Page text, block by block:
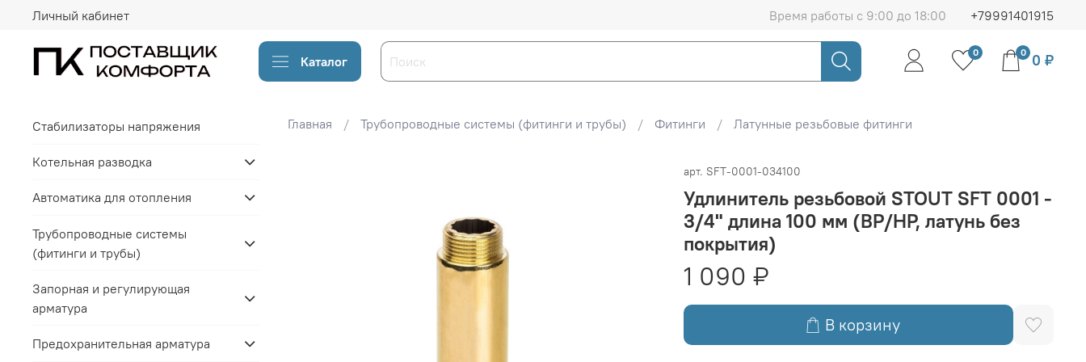
Личный кабинет Время работы с 9:00 до 18:00 +79991401915
Каталог
0 0 0 ₽
Главная Трубопроводные системы (фитинги и трубы) Фитинги Латунные резьбовые фитинги
арт. SFT-0001-034100
Удлинитель резьбовой STOUT SFT 0001 -
3/4" длина 100 мм (ВР/НР, латунь без
покрытия)
1 090 ₽
В корзину
Стабилизаторы напряжения
Котельная разводка
Автоматика для отопления
Трубопроводные системы
(фитинги и трубы)
Запорная и регулирующая
арматура
Предохранительная арматура